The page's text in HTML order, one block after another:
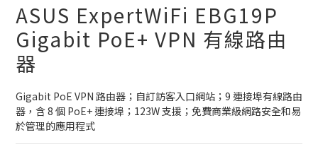
ASUS ExpertWiFi EBG19P
Gigabit PoE+ VPN 有線路由
器
Gigabit PoE VPN 路由器；自訂訪客入口網站；9 連接埠有線路由
器，含 8 個 PoE+ 連接埠；123W 支援；免費商業級網路安全和易
於管理的應用程式